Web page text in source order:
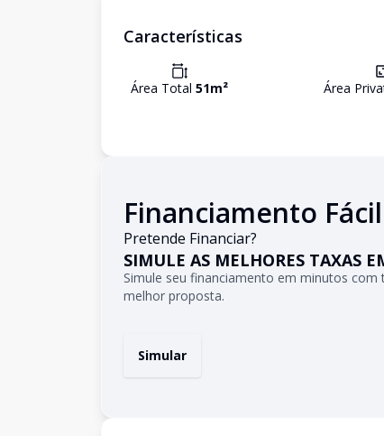
Características
Área Total 51m² Área
Financiamento Fácil
Pretende Financiar?
SIMULE AS MELHORES TAXAS
Simule seu financiamento em minutos
melhor proposta.
Simular